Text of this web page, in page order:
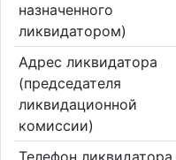
назначенного
ликвидатором)
Адрес ликвидатора
(председателя
ликвидационной
комиссии)
Телефон ликвидатора